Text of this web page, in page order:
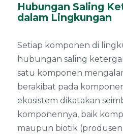
Hubungan Saling
dalam Lingkungan
Setiap komponen di
hubungan saling
satu komponen
berakibat pada
ekosistem dikatakan
komponennya, baik
maupun biotik